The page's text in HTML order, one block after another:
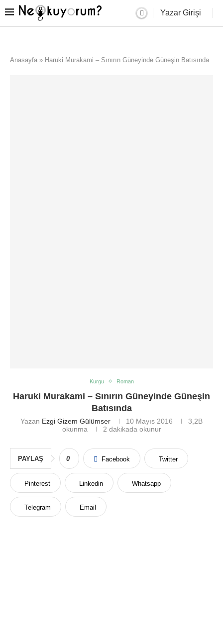
Yazar Girişi
Anasayfa » Haruki Murakami – Sınırın Güneyinde Güneşin Batısında
Kurgu Roman
Haruki Murakami – Sınırın Güneyinde Güneşin
Batısında
Yazan Ezgi Gizem Gülümser 10 Mayıs 2016
3,2B
okunma
2 dakikada okunur
PAYLAŞ 0 Facebook Twitter
Pinterest Linkedin Whatsapp
Telegram Email